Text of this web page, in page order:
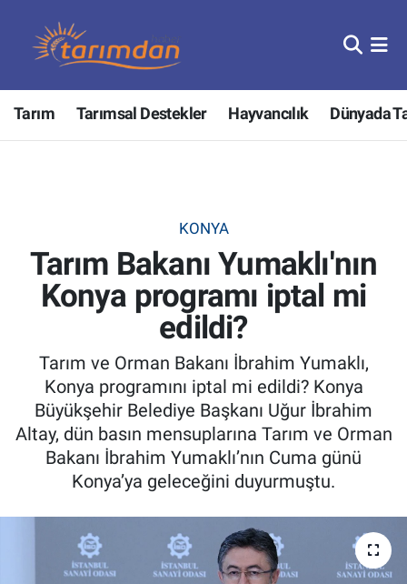
Tarım Tarımsal Destekler Hayvancılık Dünyada
KONYA
Tarım Bakanı Yumaklı'nın
Konya programı iptal mi
edildi?
Tarım ve Orman Bakanı İbrahim Yumaklı,
Konya programını iptal mi edildi? Konya
Büyükşehir Belediye Başkanı Uğur İbrahim
Altay, dün basın mensuplarına Tarım ve Orman
Bakanı İbrahim Yumaklı’nın Cuma günü
Konya’ya geleceğini duyurmuştu.
Tarım
Hayvancılık
Tarımsal Destekler
Tarım Bakanlığı
Tarım Kredi Kooperatifleri
Pankobirlik
Et fiyatları
Tarım Bilgisi
Yetiştirici Soruyor
Nöbetçi Eczaneler
Hava Durumu
Tüm Manşetler
Son Dakika Haberleri